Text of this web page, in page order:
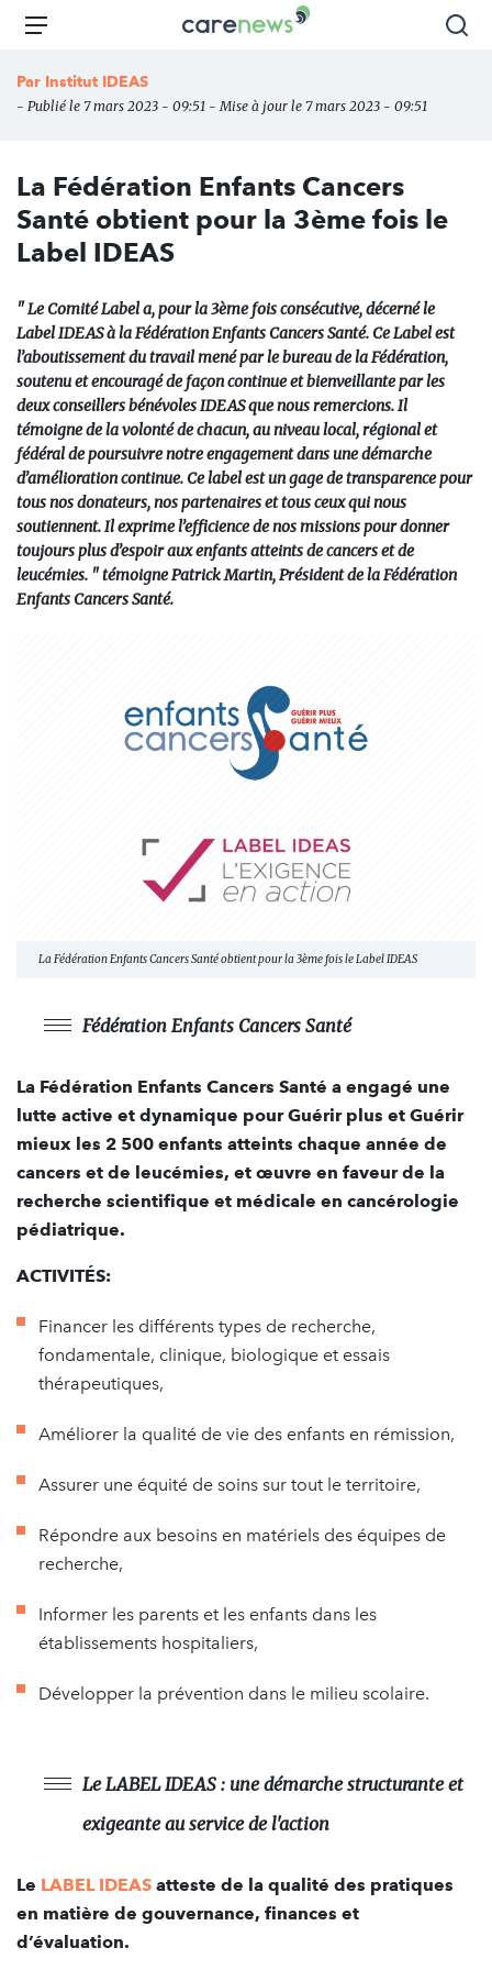
Aller
principal
Carenews,
des
l'engagement
Menu
Par Institut IDEAS
- Publié le 7 mars 2023 - 09:51 - Mise à jour le 7 mars 2023 - 09:51
La Fédération Enfants Cancers
Santé obtient pour la 3ème fois le
Label IDEAS
" Le Comité Label a, pour la 3ème fois consécutive, décerné le
Label IDEAS à la Fédération Enfants Cancers Santé. Ce Label est
l’aboutissement du travail mené par le bureau de la Fédération,
soutenu et encouragé de façon continue et bienveillante par les
deux conseillers bénévoles IDEAS que nous remercions. Il
témoigne de la volonté de chacun, au niveau local, régional et
fédéral de poursuivre notre engagement dans une démarche
d’amélioration continue. Ce label est un gage de transparence pour
tous nos donateurs, nos partenaires et tous ceux qui nous
soutiennent. Il exprime l’efficience de nos missions pour donner
toujours plus d’espoir aux enfants atteints de cancers et de
leucémies. " témoigne Patrick Martin, Président de la Fédération
Enfants Cancers Santé.
La Fédération Enfants Cancers Santé obtient pour la 3ème fois le Label IDEAS
Fédération Enfants Cancers Santé
La Fédération Enfants Cancers Santé a engagé une
lutte active et dynamique pour Guérir plus et Guérir
mieux les 2 500 enfants atteints chaque année de
cancers et de leucémies, et œuvre en faveur de la
recherche scientifique et médicale en cancérologie
pédiatrique.
ACTIVITÉS:
Financer les différents types de recherche,
fondamentale, clinique, biologique et essais
thérapeutiques,
Améliorer la qualité de vie des enfants en rémission,
Assurer une équité de soins sur tout le territoire,
Répondre aux besoins en matériels des équipes de
recherche,
Informer les parents et les enfants dans les
établissements hospitaliers,
Développer la prévention dans le milieu scolaire.
Le LABEL IDEAS : une démarche structurante et
exigeante au service de l'action
Le LABEL IDEAS atteste de la qualité des pratiques
en matière de gouvernance, finances et
d’évaluation.